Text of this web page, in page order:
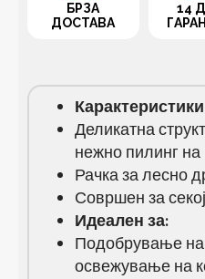
БРЗА
ДОСТАВА
14
Деликатна
нежно пилинг на
Рачка за лесно
Совршен за
Идеален за:
Подобрување на
освежување на